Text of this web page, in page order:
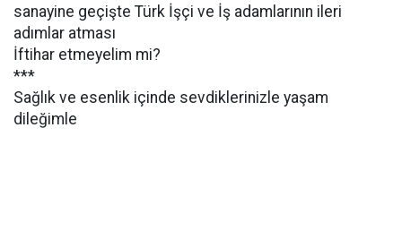
sanayine geçişte Türk İşçi ve İş adamlarının ileri
adımlar atması
İftihar etmeyelim mi?
***
Sağlık ve esenlik içinde sevdiklerinizle yaşam
dileğimle